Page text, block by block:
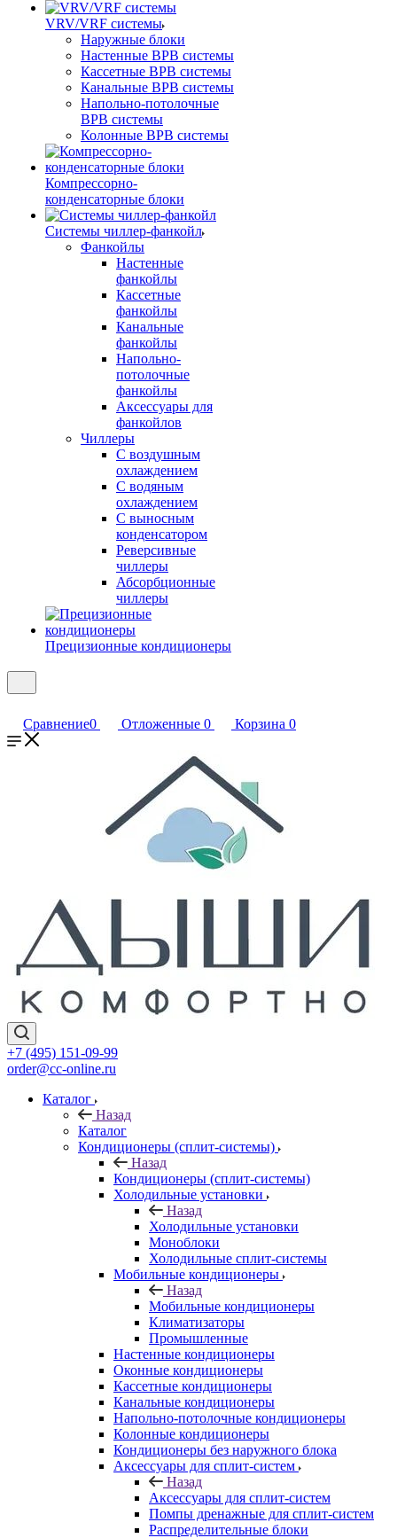
VRV/VRF системы
Наружные блоки
Настенные ВРВ системы
Кассетные ВРВ системы
Канальные ВРВ системы
Напольно-потолочные
ВРВ системы
Колонные ВРВ системы
Компрессорно-
конденсаторные блоки
Системы чиллер-фанкойл
Фанкойлы
Настенные
фанкойлы
Кассетные
фанкойлы
Канальные
фанкойлы
Напольно-
потолочные
фанкойлы
Аксессуары для
фанкойлов
Чиллеры
С воздушным
охлаждением
С водяным
охлаждением
С выносным
конденсатором
Реверсивные
чиллеры
Абсорбционные
чиллеры
Прецизионные кондиционеры
Сравнение0 Отложенные 0 Корзина 0
+7 (495) 151-09-99
order@cc-online.ru
Каталог
Назад
Каталог
Кондиционеры (сплит-системы)
Назад
Кондиционеры (сплит-системы)
Холодильные установки
Назад
Холодильные установки
Моноблоки
Холодильные сплит-системы
Мобильные кондиционеры
Назад
Мобильные кондиционеры
Климатизаторы
Промышленные
Настенные кондиционеры
Оконные кондиционеры
Кассетные кондиционеры
Канальные кондиционеры
Напольно-потолочные кондиционеры
Колонные кондиционеры
Кондиционеры без наружного блока
Аксессуары для сплит-систем
Назад
Аксессуары для сплит-систем
Помпы дренажные для сплит-систем
Распределительные блоки